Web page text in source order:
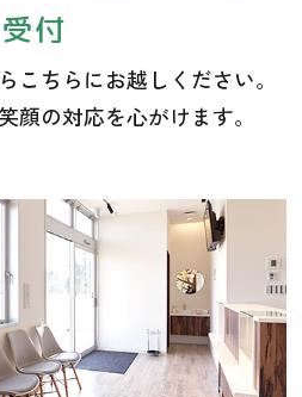
受付
こちらにお越しください。
顔の対応を心がけます。